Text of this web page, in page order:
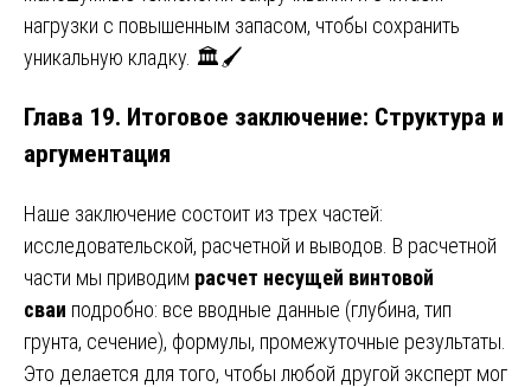
нагрузки с повышенным запасом, чтобы сохранить
уникальную кладку. 🏛️🖌️
Глава 19. Итоговое заключение: Структура и
аргументация
Наше заключение состоит из трех частей:
исследовательской, расчетной и выводов. В расчетной
части мы приводим расчет несущей винтовой
сваи подробно: все вводные данные (глубина, тип
грунта, сечение), формулы, промежуточные результаты.
Это делается для того, чтобы любой другой эксперт мог